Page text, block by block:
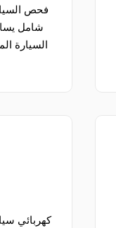
فحص
شامل
السيارة
كهربائي